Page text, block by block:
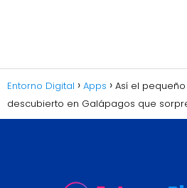
Entorno Digital Apps
Así el
descubierto en Galápagos que